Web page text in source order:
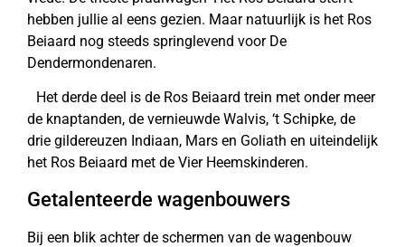
hebben jullie al eens gezien. Maar natuurlijk is het Ros
Beiaard nog steeds springlevend voor De
Dendermondenaren.
Het derde deel is de Ros Beiaard trein met onder meer
de knaptanden, de vernieuwde Walvis, ‘t Schipke, de
drie gildereuzen Indiaan, Mars en Goliath en uiteindelijk
het Ros Beiaard met de Vier Heemskinderen.
Getalenteerde wagenbouwers
Bij een blik achter de schermen van de wagenbouw